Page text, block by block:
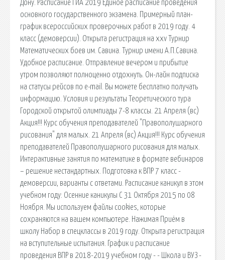
Дону. Расписание ГИА 2019 Единое расписание проведения
основного государственного экзамена. Примерный план-
график всероссийских проверочных работ в 2019 году. 4
класс (демоверсии). Открыта регистрация на xxv Турнир
Математических боев им. Савина. Турнир имени А.П.Савина.
Удобное расписание. Отправление вечером и прибытие
утром позволяют полноценно отдохнуть. Он-лайн подписка
на статусы рейсов по e-mail. Вы можете бесплатно получать
информацию. Условия и результаты Теоретического тура
Городской открытой олимпиады 7-8 классы. 21 Апреля (вс)
Акция!!! Курс обучения преподавателей "Правополушарного
рисования" для малых. 21 Апреля (вс) Акция!!! Курс обучения
преподавателей Правополушарного рисования для малых.
Интерактивные занятия по математике в формате вебинаров
– решение нестандартных. Подготовка к ВПР 7 класс -
демоверсии, варианты с ответами. Расписание каникул в этом
учебном году: Осенние каникулы С 31 Октября 2015 по 08
Ноября. Мы используем файлы cookies, которые
сохраняются на вашем компьютере. Нажимая Приём в
школу Набор в спецклассы в 2019 году. Открыта регистрация
на вступительные испытания. График и расписание
проведения ВПР в 2018-2019 учебном году - - Школа и ВУЗ -